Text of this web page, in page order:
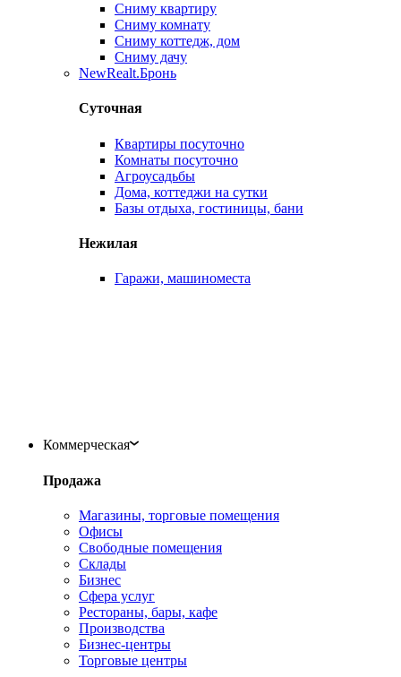
Сниму квартиру
Сниму комнату
Сниму коттедж, дом
Сниму дачу
NewRealt.Бронь
Суточная
Квартиры посуточно
Комнаты посуточно
Агроусадьбы
Дома, коттеджи на сутки
Базы отдыха, гостиницы, бани
Нежилая
Гаражи, машиноместа
Коммерческая
Продажа
Магазины, торговые помещения
Офисы
Свободные помещения
Склады
Бизнес
Сфера услуг
Рестораны, бары, кафе
Производства
Бизнес-центры
Торговые центры